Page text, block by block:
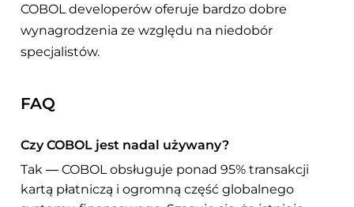
COBOL developerów oferuje bardzo dobre
wynagrodzenia ze względu na niedobór
specjalistów.
FAQ
Czy COBOL jest nadal używany?
Tak — COBOL obsługuje ponad 95% transakcji
kartą płatniczą i ogromną część globalnego